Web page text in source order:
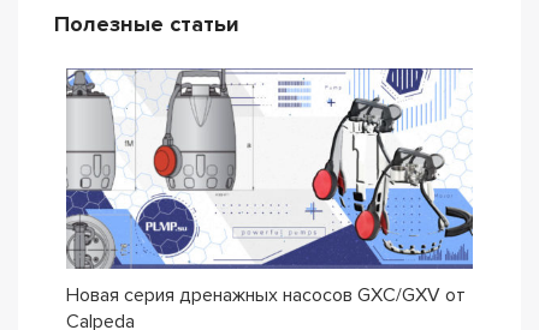
Полезные статьи
Новая серия дренажных насосов GXC/GXV от
Calpeda